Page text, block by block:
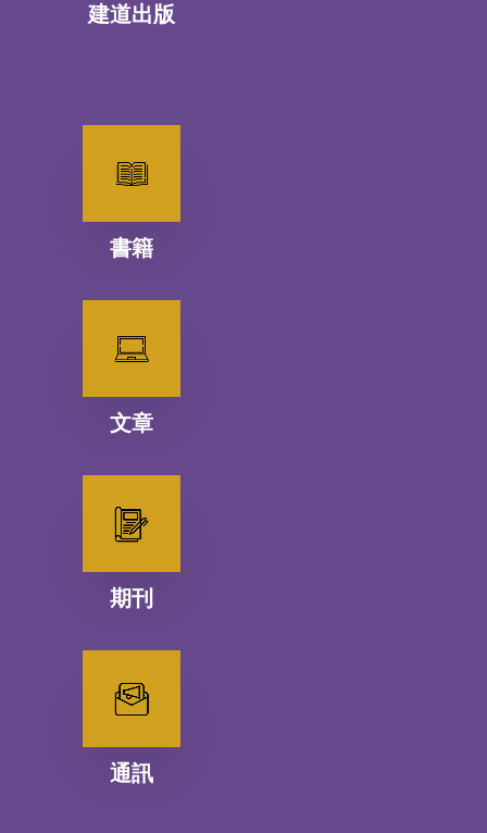
建道出版
書籍
文章
期刊
通訊